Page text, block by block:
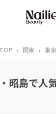
› 関東 › 東
昭島で人